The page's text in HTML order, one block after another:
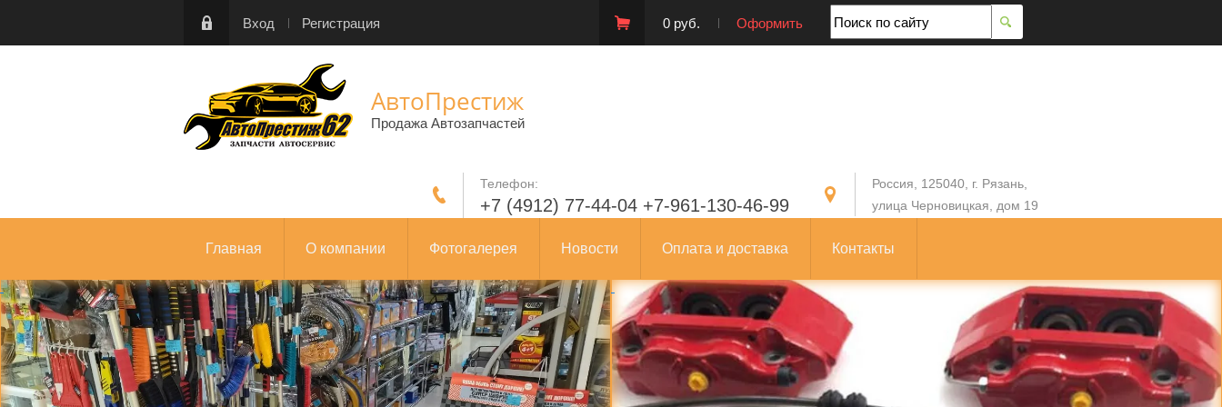
Вход Регистрация 0 руб. Оформить
АвтоПрестиж
Продажа Автозапчастей
Телефон:
+7 (4912) 77-44-04 +7-961-130-46-99
Россия, 125040, г. Рязань,
улица Черновицкая, дом 19
Главная О компании Фотогалерея Новости Оплата и доставка Контакты